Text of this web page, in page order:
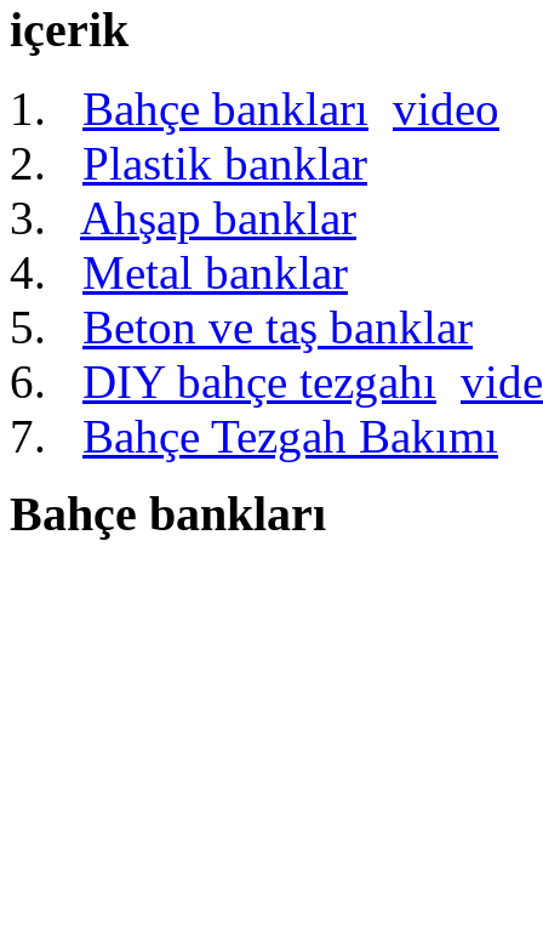
içerik
Bahçe bankları video
Plastik banklar
Ahşap banklar
Metal banklar
Beton ve taş banklar
DIY bahçe tezgahı
Bahçe Tezgah Bakımı
Bahçe bankları